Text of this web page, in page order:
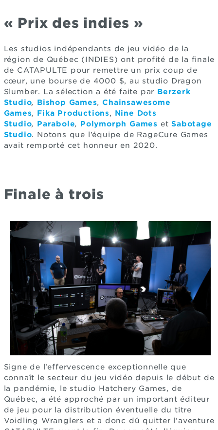
« Prix des indies »
Les studios indépendants de jeu vidéo de la
région de Québec (INDIES) ont profité de la finale
de CATAPULTE pour remettre un prix coup de
cœur, une bourse de 4000 $, au studio Dragon
Slumber. La sélection a été faite par Berzerk
Studio, Bishop Games, Chainsawesome
Games, Fika Productions, Nine Dots
Studio, Parabole, Polymorph Games etSabotage
Studio. Notons que l’équipe de RageCure Games
avait remporté cet honneur en 2020.
Finale à trois
Signe de l’effervescence exceptionnelle que
connaît le secteur du jeu vidéo depuis le début de
la pandémie, le studio Hatchery Games, de
Québec, a été approché par un important éditeur
de jeu pour la distribution éventuelle du titre
Voidling Wranglers et a donc dû quitter l’aventure